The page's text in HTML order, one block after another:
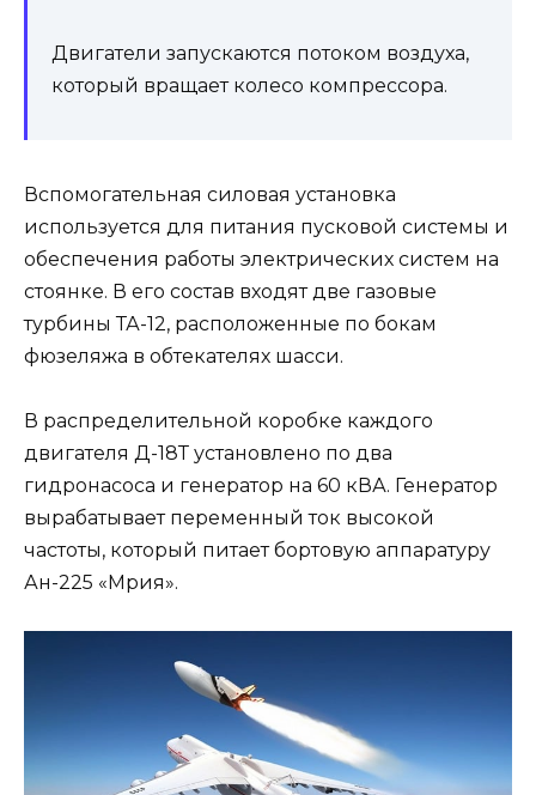
Двигатели запускаются потоком воздуха,
который вращает колесо компрессора.
Вспомогательная силовая установка
используется для питания пусковой системы и
обеспечения работы электрических систем на
стоянке. В его состав входят две газовые
турбины ТА-12, расположенные по бокам
фюзеляжа в обтекателях шасси.
В распределительной коробке каждого
двигателя Д-18Т установлено по два
гидронасоса и генератор на 60 кВА. Генератор
вырабатывает переменный ток высокой
частоты, который питает бортовую аппаратуру
Ан-225 «Мрия».